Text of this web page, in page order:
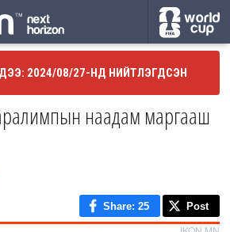
2024/08/27-НД НИЙТЛЭГДСЭН
наадам маргааш
Share: 25 Post